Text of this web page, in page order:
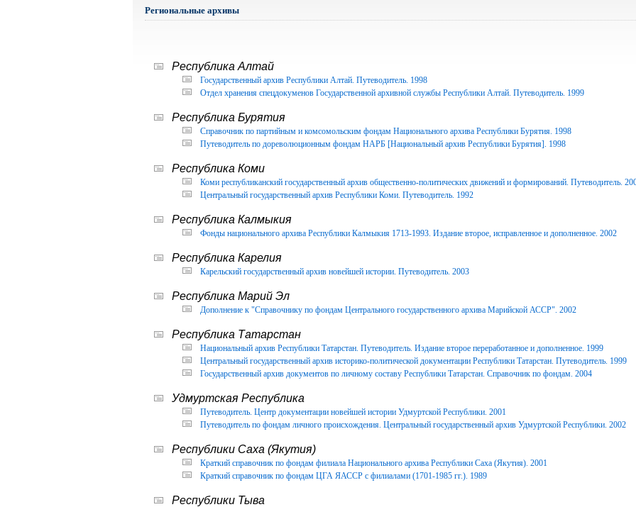
Региональные архивы
Республика Алтай
Государственный архив Республики Алтай. Путеводитель. 1998
Отдел хранения спецдокуменов Государственной архивной службы Республики Алтай. Путеводитель. 1999
Республика Бурятия
Справочник по партийным и комсомольским фондам Национального архива Республики Бурятия. 1998
Путеводитель по дореволюционным фондам НАРБ [Национальный архив Республики Бурятия]. 1998
Республика Коми
Коми республиканский государственный архив общественно-политических движений и формирований. Путеводитель.
Центральный государственный архив Республики Коми. Путеводитель. 1992
Республика Калмыкия
Фонды национального архива Республики Калмыкия 1713-1993. Издание второе, исправленное и дополненное. 2002
Республика Карелия
Карельский государственный архив новейшей истории. Путеводитель. 2003
Республика Марий Эл
Дополнение к "Справочнику по фондам Центрального государственного архива Марийской АССР". 2002
Республика Татарстан
Национальный архив Республики Татарстан. Путеводитель. Издание второе переработанное и дополненное. 1999
Центральный государственный архив историко-политической документации Республики Татарстан. Путеводитель. 1999
Государственный архив документов по личному составу Республики Татарстан. Справочник по фондам. 2004
Удмуртская Республика
Путеводитель. Центр документации новейшей истории Удмуртской Республики. 2001
Путеводитель по фондам личного происхождения. Центральный государственный архив Удмуртской Республики. 2002
Республики Саха (Якутия)
Краткий справочник по фондам филиала Национального архива Республики Саха (Якутия). 2001
Краткий справочник по фондам ЦГА ЯАССР с филиалами (1701-1985 гг.). 1989
Республики Тыва